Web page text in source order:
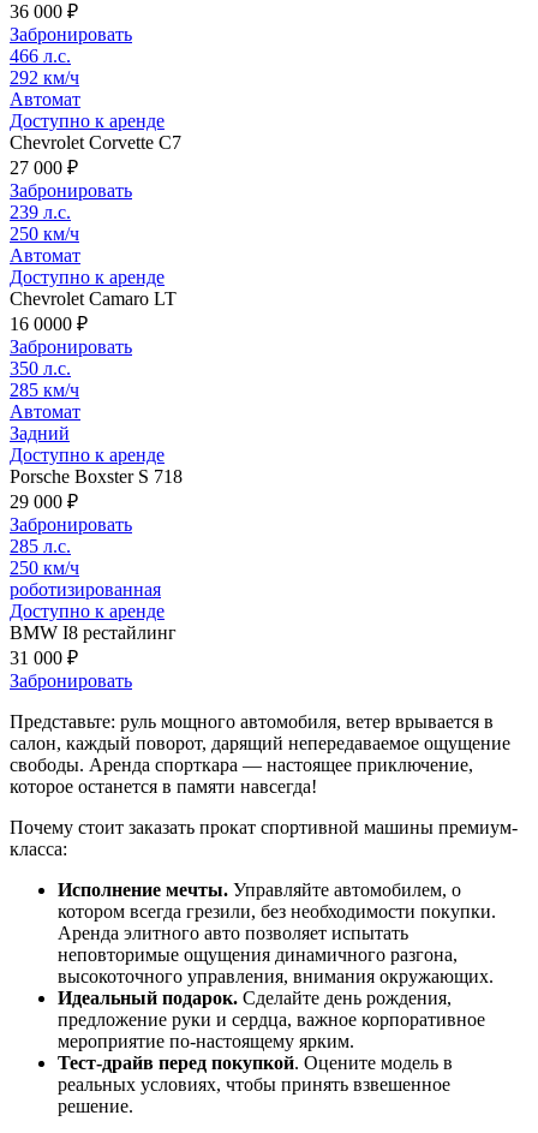
36 000 ₽
Забронировать
466 л.с.
292 км/ч
Автомат
Доступно к аренде
Chevrolet Corvette C7
27 000 ₽
Забронировать
239 л.с.
250 км/ч
Автомат
Доступно к аренде
Chevrolet Camaro LT
16 0000 ₽
Забронировать
350 л.с.
285 км/ч
Автомат
Задний
Доступно к аренде
Porsche Boxster S 718
29 000 ₽
Забронировать
285 л.с.
250 км/ч
роботизированная
Доступно к аренде
BMW I8 рестайлинг
31 000 ₽
Забронировать
Представьте: руль мощного автомобиля, ветер врывается в
салон, каждый поворот, дарящий непередаваемое ощущение
свободы. Аренда спорткара — настоящее приключение,
которое останется в памяти навсегда!
Почему стоит заказать прокат спортивной машины премиум-
класса:
Исполнение мечты. Управляйте автомобилем, о
котором всегда грезили, без необходимости покупки.
Аренда элитного авто позволяет испытать
неповторимые ощущения динамичного разгона,
высокоточного управления, внимания окружающих.
Идеальный подарок. Сделайте день рождения,
предложение руки и сердца, важное корпоративное
мероприятие по-настоящему ярким.
Тест-драйв перед покупкой. Оцените модель в
реальных условиях, чтобы принять взвешенное
решение.